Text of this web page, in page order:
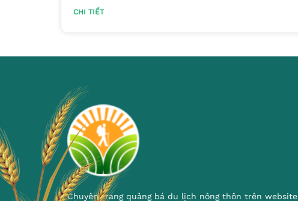
CHI TIẾT
Chuyên trang quảng bá du lịch nông thôn trên website